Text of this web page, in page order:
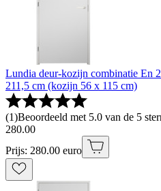
Lundia deur-kozijn combinatie En
211,5 cm (kozijn 56 x 115 cm)
(1)Beoordeeld met 5.0 van de 5
280.00
Prijs: 280.00 euro